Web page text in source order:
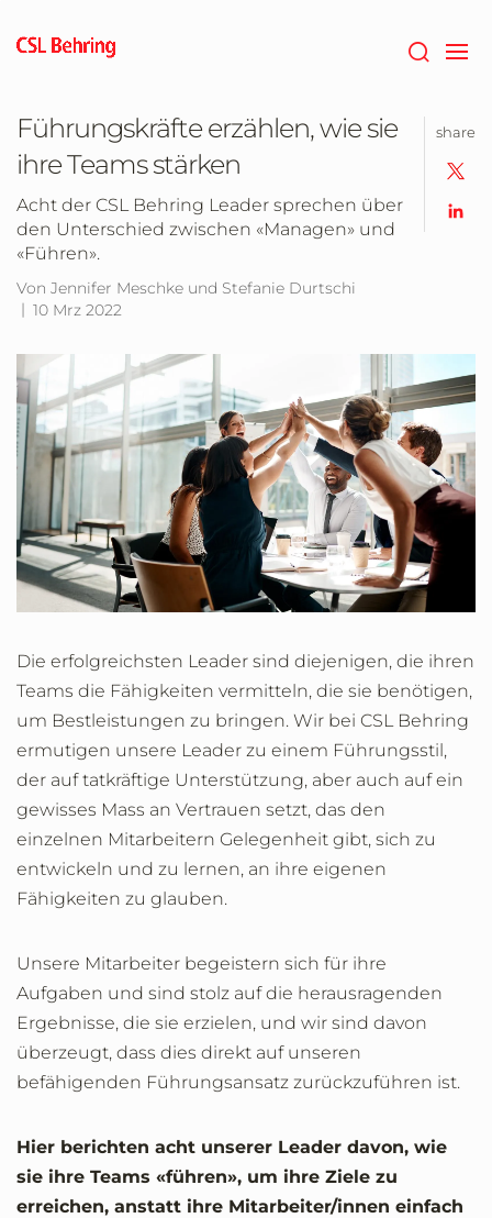
Hauptinhalt
springen
Führungskräfte erzählen, wie sie
ihre Teams stärken
Acht der CSL Behring Leader sprechen über
den Unterschied zwischen «Managen» und
«Führen».
Von Jennifer Meschke und Stefanie Durtschi
10 Mrz 2022
Die erfolgreichsten Leader sind diejenigen, die ihren
Teams die Fähigkeiten vermitteln, die sie benötigen,
um Bestleistungen zu bringen. Wir bei CSL Behring
ermutigen unsere Leader zu einem Führungsstil,
der auf tatkräftige Unterstützung, aber auch auf ein
gewisses Mass an Vertrauen setzt, das den
einzelnen Mitarbeitern Gelegenheit gibt, sich zu
entwickeln und zu lernen, an ihre eigenen
Fähigkeiten zu glauben.
Unsere Mitarbeiter begeistern sich für ihre
Aufgaben und sind stolz auf die herausragenden
Ergebnisse, die sie erzielen, und wir sind davon
überzeugt, dass dies direkt auf unseren
befähigenden Führungsansatz zurückzuführen ist.
Hier berichten acht unserer Leader davon, wie
sie ihre Teams «führen», um ihre Ziele zu
erreichen, anstatt ihre Mitarbeiter/innen einfach
share